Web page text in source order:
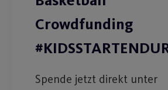
Crowdfunding
Spende jetzt direkt unter